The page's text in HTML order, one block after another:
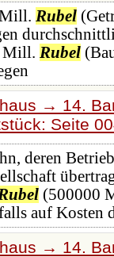
Rubel
Mill. Rubel
→ 14.
Seite
deren
(500000
auf Kosten
→ 14.